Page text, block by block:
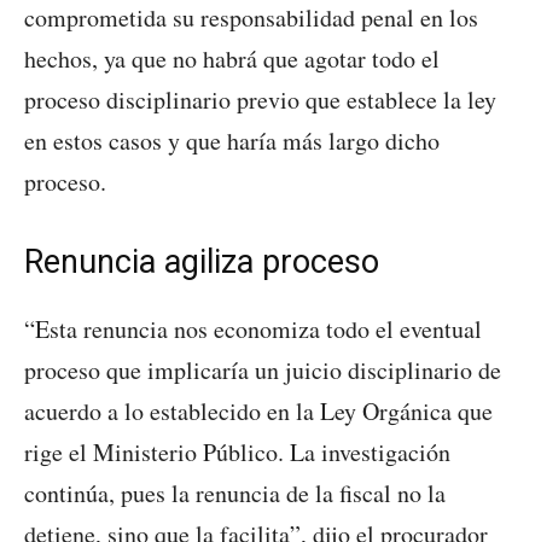
comprometida su responsabilidad penal en los
hechos, ya que no habrá que agotar todo el
proceso disciplinario previo que establece la ley
en estos casos y que haría más largo dicho
proceso.
Renuncia agiliza proceso
“Esta renuncia nos economiza todo el eventual
proceso que implicaría un juicio disciplinario de
acuerdo a lo establecido en la Ley Orgánica que
rige el Ministerio Público. La investigación
continúa, pues la renuncia de la fiscal no la
detiene, sino que la facilita”, dijo el procurador